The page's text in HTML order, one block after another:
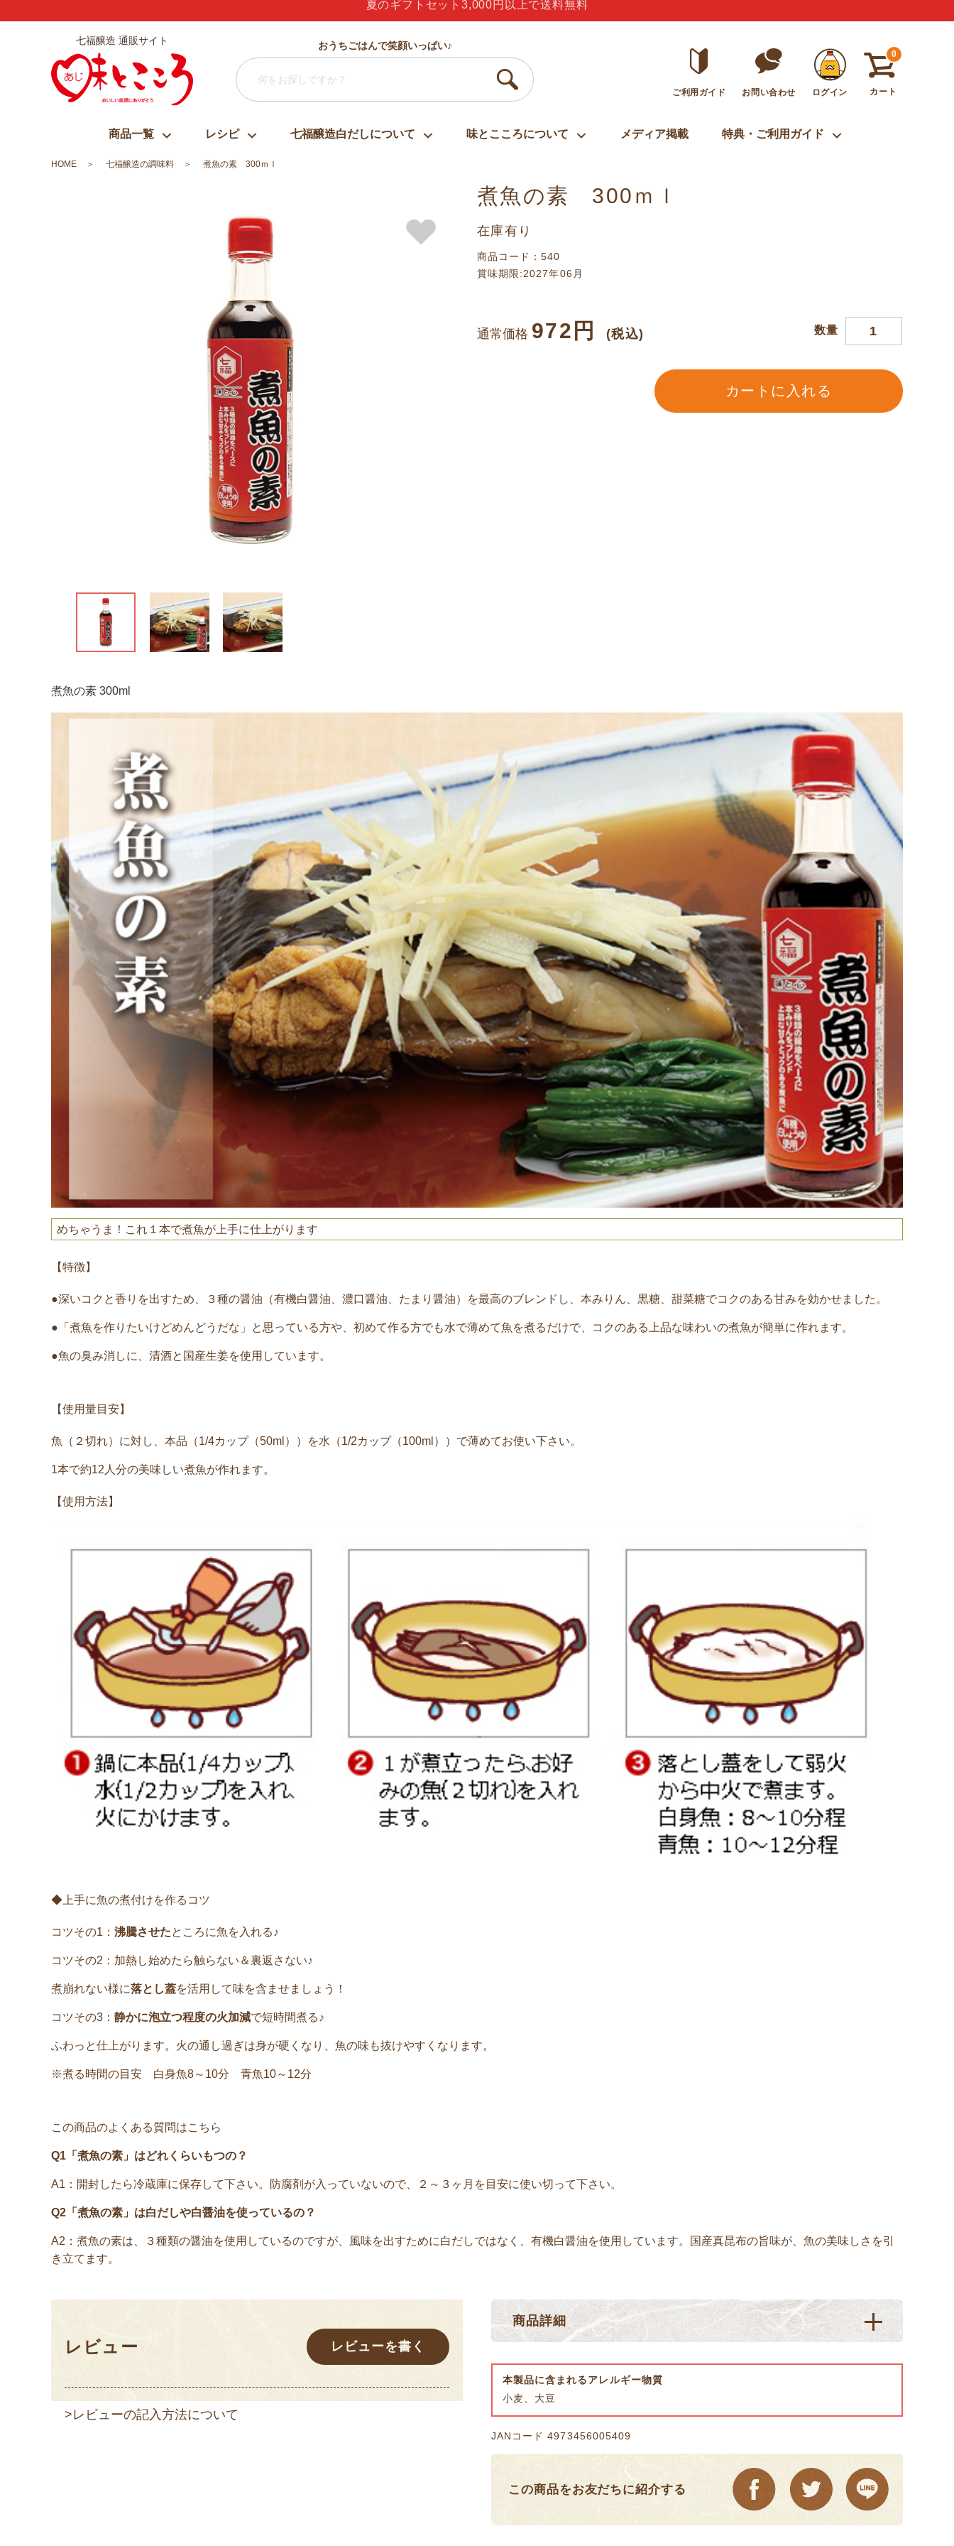
ありがとう・うれしい・楽しい・大好き・しあわせ
七福醸造 通販サイト おうちごはんで笑顔いっぱい♪
ご利用ガイド お問い合わせ ログイン
0
カート
商品一覧 レシピ 七福醸造白だしについて 味とこころについて メディア掲載 特典・ご利用ガイド
HOME 七福醸造の調味料 煮魚の素 300ｍｌ
煮魚の素 300ｍｌ
在庫有り
商品コード：540
賞味期限:2027年06月
通常価格 972円 (税込) 数量
カートに入れる
煮魚の素 300ml
めちゃうま！これ１本で煮魚が上手に仕上がります
【特徴】
●深いコクと香りを出すため、３種の醤油（有機白醤油、濃口醤油、たまり醤油）を最高のブレンドし、本みりん、黒糖、甜菜糖でコクのある甘みを効かせました。
●「煮魚を作りたいけどめんどうだな」と思っている方や、初めて作る方でも水で薄めて魚を煮るだけで、コクのある上品な味わいの煮魚が簡単に作れます。
●魚の臭み消しに、清酒と国産生姜を使用しています。
【使用量目安】
魚（２切れ）に対し、本品（1/4カップ（50ml））を水（1/2カップ（100ml））で薄めてお使い下さい。
1本で約12人分の美味しい煮魚が作れます。
【使用方法】
◆上手に魚の煮付けを作るコツ
コツその1： 沸騰させたところに魚を入れる♪
コツその2：加熱し始めたら触らない＆裏返さない♪
煮崩れない様に落とし蓋を活用して味を含ませましょう！
コツその3： 静かに泡立つ程度の火加減で短時間煮る♪
ふわっと仕上がります。火の通し過ぎは身が硬くなり、魚の味も抜けやすくなります。
※煮る時間の目安 白身魚8～10分 青魚10～12分
この商品のよくある質問はこちら
Q1「煮魚の素」はどれくらいもつの？
A1：開封したら冷蔵庫に保存して下さい。防腐剤が入っていないので、２～３ヶ月を目安に使い切って下さい。
Q2「煮魚の素」は白だしや白醤油を使っているの？
A2：煮魚の素は、３種類の醤油を使用しているのですが、風味を出すために白だしではなく、有機白醤油を使用しています。国産真昆布の旨味が、魚の美味しさを引
き立てます。
レビュー レビューを書く
>レビューの記入方法について
商品詳細
本製品に含まれるアレルギー物質
小麦、大豆
JANコード 4973456005409
この商品をお友だちに紹介する